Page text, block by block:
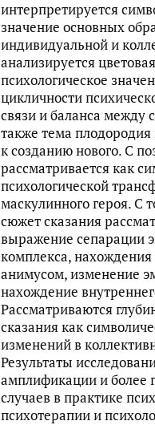
интерпретируется
значение основных
индивидуальной и
анализируется
психологическое
цикличности
связи и баланса между
также тема плодородия
к созданию нового. С
рассматривается как
психологической
маскулинного героя. С
сюжет сказания
выражение сепарации
комплекса,
анимусом, изменение
нахождение
Рассматриваются
сказания как
изменений в
Результаты
амплификации и более
случаев в практике
психотерапии и